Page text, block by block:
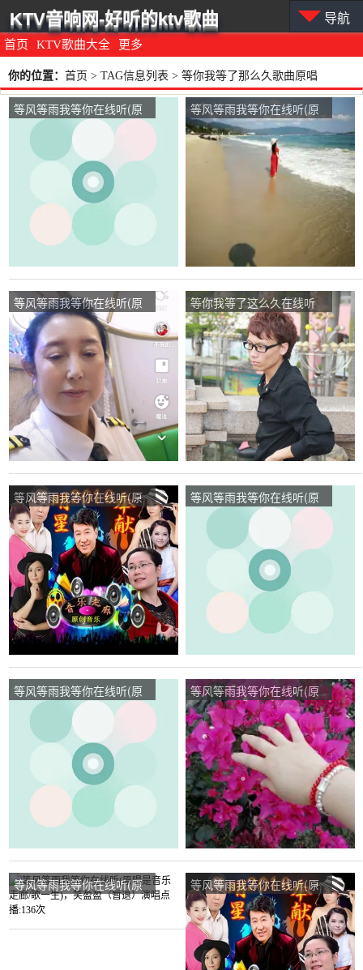
首页 KTV歌曲大全 更多
KTV音响网-好听的ktv歌曲 导航
你的位置： 首页 > TAG信息列表 > 等你我等了那么久歌曲原唱
等风等雨我等你在线听(原
唱是花树)，西北风演唱点
播:61次
等风等雨我等你在线听(原
唱是花树)，Z-M演唱点
播:214次
等风等雨我等你在线听(原
唱是花树)，王淑梅演唱点
播:242次
等你我等了这么久在线听
(原唱是友元)，素朴演唱点
播:11次
等风等雨我等你在线听(原
唱是花树)，开心快乐演唱
点播:93次
等风等雨我等你在线听(原
唱是花树)，一帆风顺演唱
点播:22次
等风等雨我等你在线听(原
唱是音乐走廊/歌一生)，战
神演唱点播:19次
等风等雨我等你在线听(原
唱是音乐走廊/歌一生)，阳
光演唱点播:203次
等风等雨我等你在线听(原
唱是音乐走廊/歌一生)，笑
盈盈（暂退）演唱点播:136
等风等雨我等你在线听(原
唱是音乐走廊/歌一生)，微
笑演唱点播:306次